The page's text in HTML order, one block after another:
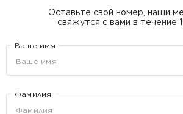
Оставьте свой номер, наши
свяжутся с вами в течение
Ваше имя
Фамилия